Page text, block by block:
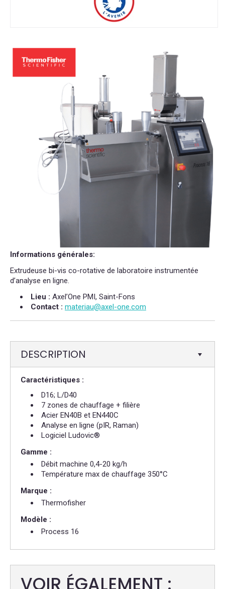
Informations générales:
Extrudeuse bi-vis co-rotative de laboratoire instrumentée
d’analyse en ligne.
Lieu : Axel’One PMI, Saint-Fons
Contact : materiau@axel-one.com
DESCRIPTION
Caractéristiques :
D16; L/D40
7 zones de chauffage + filière
Acier EN40B et EN440C
Analyse en ligne (pIR, Raman)
Logiciel Ludovic®
Gamme :
Débit machine 0,4-20 kg/h
Température max de chauffage 350°C
Marque :
Thermofisher
Modèle :
Process 16
VOIR ÉGALEMENT :